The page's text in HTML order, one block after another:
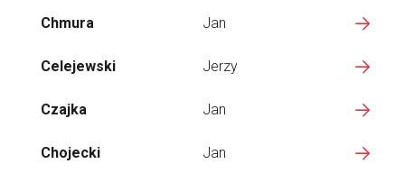
Chmura Jan
Celejewski Jerzy
Czajka Jan
Chojecki Jan